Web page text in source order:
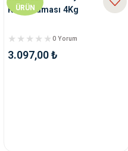
ÜRÜN
Kedi Maması 4Kg
0 Yorum
3.097,00 ₺